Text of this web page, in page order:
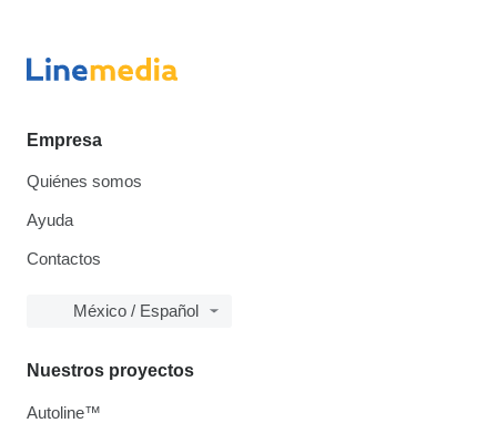
Empresa
Quiénes somos
Ayuda
Contactos
México / Español
Nuestros proyectos
Autoline™